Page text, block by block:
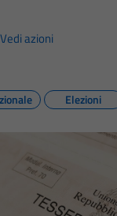
Vedi azioni
Elezioni